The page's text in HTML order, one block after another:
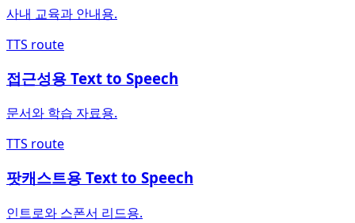
사내 교육과 안내용.
TTS route
접근성용 Text to Speech
문서와 학습 자료용.
TTS route
팟캐스트용 Text to Speech
인트로와 스폰서 리드용.